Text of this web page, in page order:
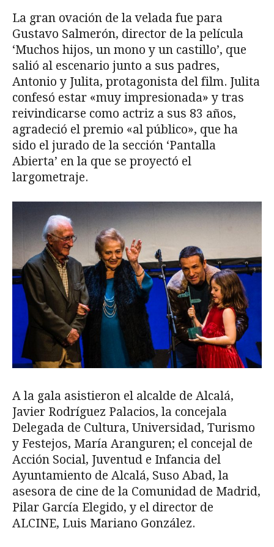
La gran ovación de la velada fue para
Gustavo Salmerón, director de la película
‘Muchos hijos, un mono y un castillo’, que
salió al escenario junto a sus padres,
Antonio y Julita, protagonista del film. Julita
confesó estar «muy impresionada» y tras
reivindicarse como actriz a sus 83 años,
agradeció el premio «al público», que ha
sido el jurado de la sección ‘Pantalla
Abierta’ en la que se proyectó el
largometraje.
A la gala asistieron el alcalde de Alcalá,
Javier Rodríguez Palacios, la concejala
Delegada de Cultura, Universidad, Turismo
y Festejos, María Aranguren; el concejal de
Acción Social, Juventud e Infancia del
Ayuntamiento de Alcalá, Suso Abad, la
asesora de cine de la Comunidad de Madrid,
Pilar García Elegido, y el director de
ALCINE, Luis Mariano González.